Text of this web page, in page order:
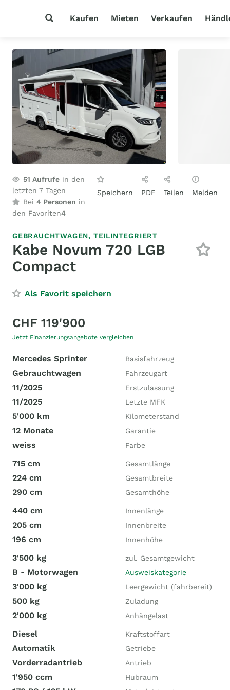
Kaufen Mieten Verkaufen
51 Aufrufe in den
letzten 7 Tagen
Bei 4 Personen in
den Favoriten4
Speichern PDF Teilen Melden
GEBRAUCHTWAGEN, TEILINTEGRIERT
Kabe Novum 720 LGB
Compact
Als Favorit speichern
CHF 119'900
Jetzt Finanzierungsangebote vergleichen
Mercedes Sprinter Basisfahrzeug
Gebrauchtwagen Fahrzeugart
11/2025 Erstzulassung
11/2025 Letzte MFK
5'000 km Kilometerstand
12 Monate Garantie
weiss Farbe
715 cm Gesamtlänge
224 cm Gesamtbreite
290 cm Gesamthöhe
440 cm Innenlänge
205 cm Innenbreite
196 cm Innenhöhe
3'500 kg zul. Gesamtgewicht
B - Motorwagen Ausweiskategorie
3'000 kg Leergewicht (fahrbereit)
500 kg Zuladung
2'000 kg Anhängelast
Diesel Kraftstoffart
Automatik Getriebe
Vorderradantrieb Antrieb
1'950 ccm Hubraum